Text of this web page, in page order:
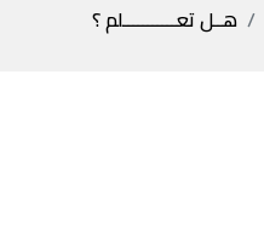
هــل تعـــــــــــلم ؟